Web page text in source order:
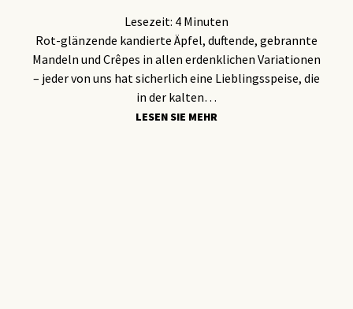
Lesezeit: 4 Minuten
Rot-glänzende kandierte Äpfel, duftende, gebrannte
Mandeln und Crêpes in allen erdenklichen Variationen
– jeder von uns hat sicherlich eine Lieblingsspeise, die
in der kalten…
LESEN SIE MEHR